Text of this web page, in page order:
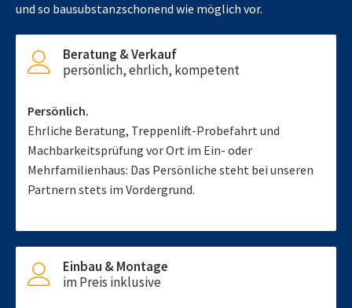
und so bausubstanzschonend wie möglich vor.
Beratung & Verkauf
persönlich, ehrlich, kompetent
Persönlich.
Ehrliche Beratung, Treppenlift-Probefahrt und
Machbarkeitsprüfung vor Ort im Ein- oder
Mehrfamilienhaus: Das Persönliche steht bei unseren
Partnern stets im Vordergrund.
Einbau & Montage
im Preis inklusive